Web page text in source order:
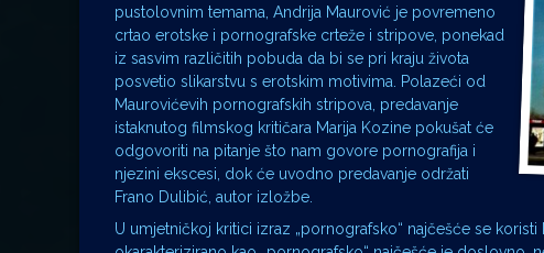
pustolovnim temama, Andrija Maurović je povremeno
crtao erotske i pornografske crteže i stripove, ponekad
iz sasvim različitih pobuda da bi se pri kraju života
posvetio slikarstvu s erotskim motivima. Polazeći od
Maurovićevih pornografskih stripova, predavanje
istaknutog filmskog kritičara Marija Kozine pokušat će
odgovoriti na pitanje što nam govore pornografija i
njezini ekscesi, dok će uvodno predavanje održati
Frano Dulibić, autor izložbe.
U umjetničkoj kritici izraz „pornografsko“ najčešće se